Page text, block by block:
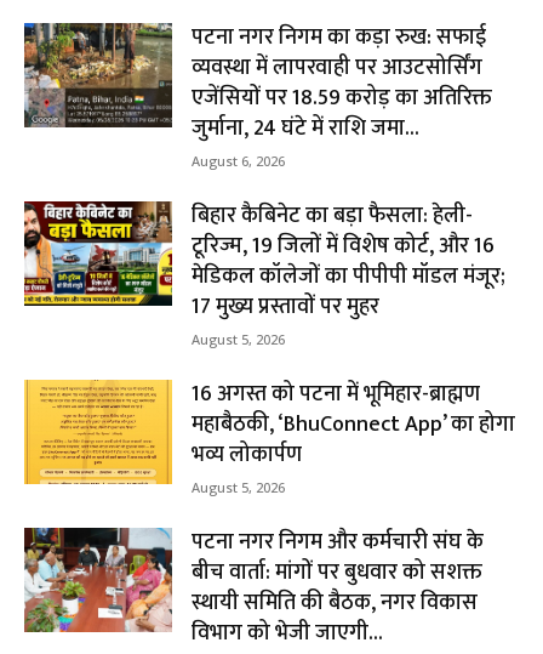
पटना नगर निगम का कड़ा रुख: सफाई
व्यवस्था में लापरवाही पर आउटसोर्सिंग
एजेंसियों पर ₹18.59 करोड़ का अतिरिक्त
जुर्माना, 24 घंटे में राशि जमा...
August 6, 2026
बिहार कैबिनेट का बड़ा फैसला: हेली-
टूरिज्म, 19 जिलों में विशेष कोर्ट, और 16
मेडिकल कॉलेजों का पीपीपी मॉडल मंजूर;
17 मुख्य प्रस्तावों पर मुहर
August 5, 2026
16 अगस्त को पटना में भूमिहार-ब्राह्मण
महाबैठकी, ‘BhuConnect App’ का होगा
भव्य लोकार्पण
August 5, 2026
पटना नगर निगम और कर्मचारी संघ के
बीच वार्ता: मांगों पर बुधवार को सशक्त
स्थायी समिति की बैठक, नगर विकास
विभाग को भेजी जाएगी...